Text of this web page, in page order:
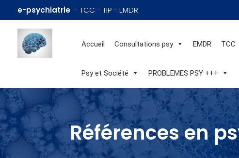
e-psychiatrie - TCC - TIP - EMDR
Accueil Consultations psy EMDR TCC
Psy et Société PROBLEMES PSY +++
Références en